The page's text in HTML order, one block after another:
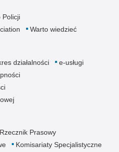
Policji
Warto wiedzieć
działalności
e-usługi
Rzecznik Prasowy
Komisariaty Specjalistyczne